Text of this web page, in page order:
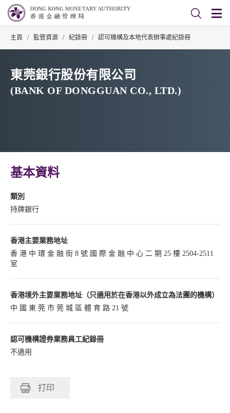
主頁 / 監管資源 / 紀錄冊 / 認可機構及本地代表辦事處紀錄冊
東莞銀行股份有限公司
(BANK OF DONGGUAN CO., LTD.)
基本資料
類別
持牌銀行
香港主要業務地址
香 港 中 環 金 融 街 8 號 國 際 金 融 中 心 二 期 25 樓 2504-2511
室
香港境外主要業務地址（只適用於在香港以外成立為法團的機構）
中 國 東 莞 市 莞 城 區 體 育 路 21 號
認可機構證券業務員工紀錄冊
不適用
打印